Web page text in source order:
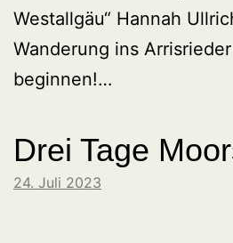
Westallgäu“ Hannah
Wanderung ins
beginnen!…
Drei Tage
24. Juli 2023